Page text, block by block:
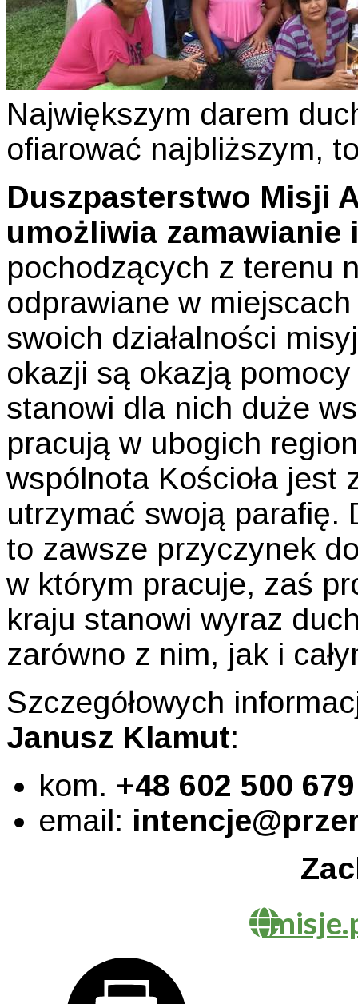
Największym darem
ofiarować najbliższym,
Duszpasterstwo Misji
umożliwia
pochodzących z terenu
odprawiane w
swoich działalności
okazji są okazją
stanowi dla nich duże
pracują w ubogich
wspólnota Kościoła jest
utrzymać swoją parafię.
to zawsze przyczynek
w którym pracuje, zaś
kraju stanowi wyraz
zarówno z nim, jak i
Szczegółowych
Janusz Klamut:
kom. +48 602 500 679
email: